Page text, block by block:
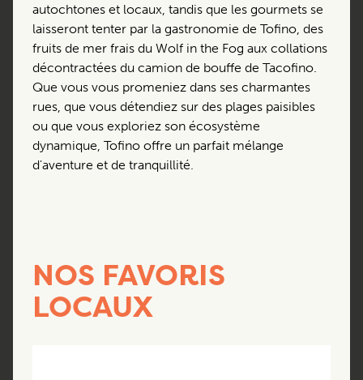
autochtones et locaux, tandis que les gourmets se
laisseront tenter par la gastronomie de Tofino, des
fruits de mer frais du Wolf in the Fog aux collations
décontractées du camion de bouffe de Tacofino.
Que vous vous promeniez dans ses charmantes
rues, que vous détendiez sur des plages paisibles
ou que vous exploriez son écosystème
dynamique, Tofino offre un parfait mélange
d'aventure et de tranquillité.
NOS FAVORIS
LOCAUX